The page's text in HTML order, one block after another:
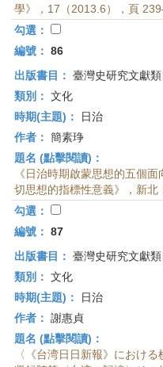
學》，17（2013.6），頁
勾選：
編號： 86
出版書目： 臺灣史研究文獻
類別： 文化
時期(主題)：
日治
作者： 簡素琤
題名 (點擊閱讀)：
《日治時期啟蒙思想的五個
切思想的指標性意義》，新北
勾選：
編號： 87
出版書目： 臺灣史研究文獻
類別： 文化
時期(主題)：
日治
作者： 謝惠貞
題名 (點擊閱讀)：
〈《台湾日日新報》におけ